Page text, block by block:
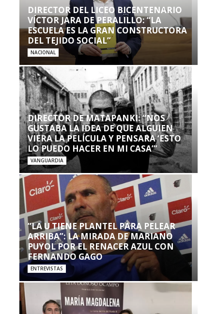
DIRECTOR DEL LICEO BICENTENARIO
VÍCTOR JARA DE PERALILLO: “LA
ESCUELA ES LA GRAN CONSTRUCTORA
DEL TEJIDO SOCIAL”
NACIONAL
DIRECTOR DE MATAPANKI: “NOS
GUSTABA LA IDEA DE QUE ALGUIEN
VIERA LA PELÍCULA Y PENSARA ‘ESTO
LO PUEDO HACER EN MI CASA’”
VANGUARDIA
“LA U TIENE PLANTEL PARA PELEAR
ARRIBA”: LA MIRADA DE MARIANO
PUYOL POR EL RENACER AZUL CON
FERNANDO GAGO
ENTREVISTAS